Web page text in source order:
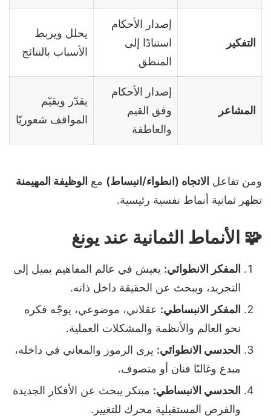
التفكير
إصدار الأحكام
استنادًا إلى
المنطق
يحلل ويربط
الأسباب بالنتائج
المشاعر
إصدار الأحكام
وفق القيم
والعاطفة
يقدّر ويقيّم
المواقف شعوريًا
ومن تفاعل الاتجاه (انطواء/انبساط) مع الوظيفة المهيمنة
تظهر ثمانية أنماط نفسية رئيسية.
🧩 الأنماط الثمانية عند يونغ
المفكر الانطوائي: يعيش في عالم المفاهيم يميل إلى
التجريد، ويبحث عن الحقيقة داخل ذاته.
المفكر الانبساطي: عقلاني، موضوعي، يوجّه فكره
نحو العالم والأنظمة والمشكلات العملية.
الحدسي الانطوائي: يرى الرموز والمعاني في داخله،
مبدع وغالبًا فنان أو متصوف.
الحدسي الانبساطي: مبتكر يبحث عن الأفكار الجديدة
والفرص المستقبلية محرك للتغيير.